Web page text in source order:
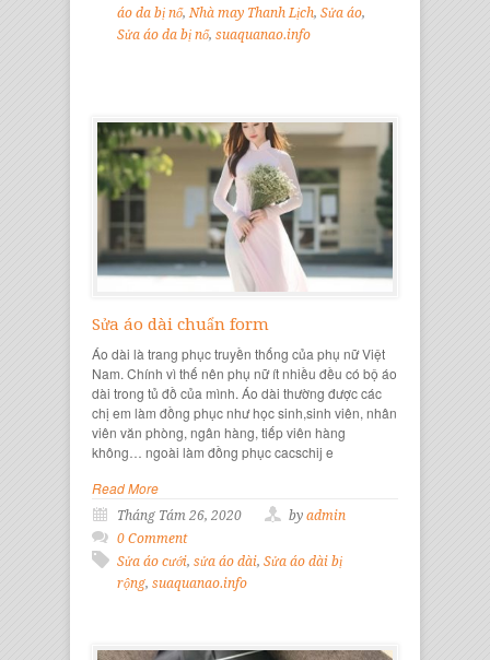
áo da bị nổ, Nhà may Thanh Lịch, Sửa áo,
Sửa áo da bị nổ, suaquanao.info
Sửa áo dài chuẩn form
Áo dài là trang phục truyền thống của phụ nữ Việt
Nam. Chính vì thế nên phụ nữ ít nhiều đều có bộ áo
dài trong tủ đồ của mình. Áo dài thường được các
chị em làm đồng phục như học sinh,sinh viên, nhân
viên văn phòng, ngân hàng, tiếp viên hàng
không… ngoài làm đồng phục cacschij e
Read More
Tháng Tám 26, 2020 by admin
0 Comment
Sửa áo cưới, sửa áo dài, Sửa áo dài bị
rộng, suaquanao.info